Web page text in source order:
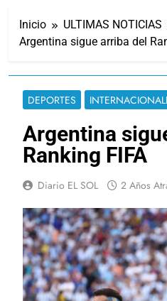
Inicio
ULTIMAS NOTICIAS
Argentina sigue arriba del
DEPORTES
Argentina
Ranking FIFA
Diario EL SOL 2 Años